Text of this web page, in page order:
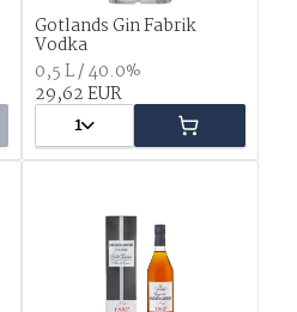
Gotlands Gin Fabrik
Vodka
0,5 L / 40.0%
29,62 EUR
1